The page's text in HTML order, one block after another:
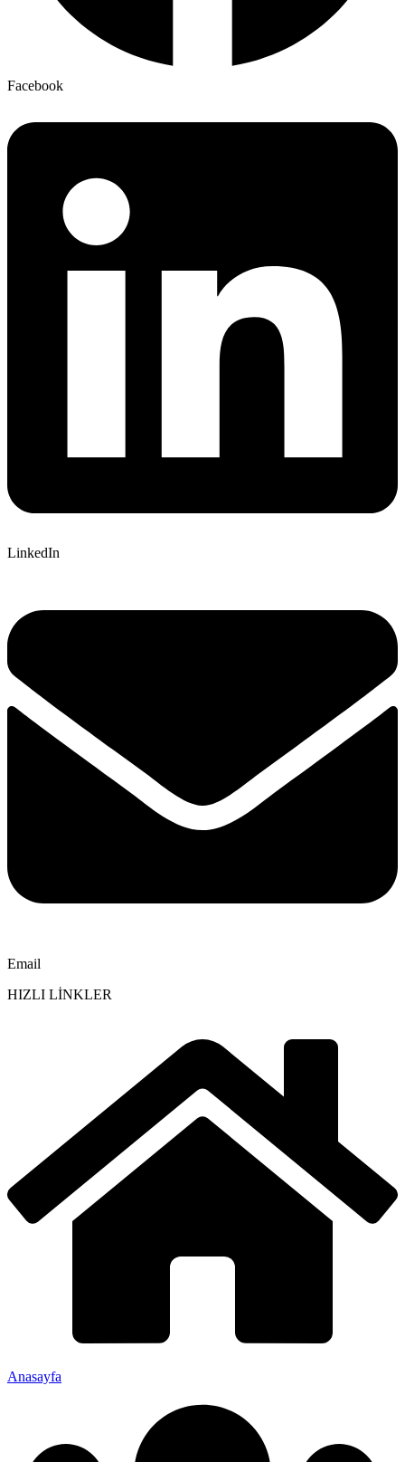
Facebook
LinkedIn
Email
HIZLI LİNKLER
Anasayfa